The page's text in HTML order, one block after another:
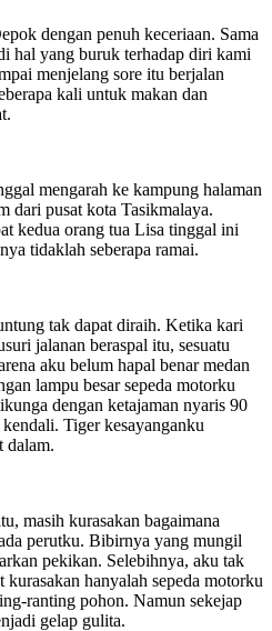
dengan penuh keceriaan. Sama
hal yang buruk terhadap diri kami
menjelang sore itu berjalan
kali untuk makan dan
mengarah ke kampung halaman
dari pusat kota Tasikmalaya.
kedua orang tua Lisa tinggal ini
tidaklah seberapa ramai.
tak dapat diraih. Ketika kari
jalanan beraspal itu, sesuatu
aku belum hapal benar medan
lampu besar sepeda motorku
dengan ketajaman nyaris 90
Tiger kesayanganku
dalam.
masih kurasakan bagaimana
perutku. Bibirnya yang mungil
pekikan. Selebihnya, aku tak
kurasakan hanyalah sepeda motorku
ranting pohon. Namun sekejap
gelap gulita.